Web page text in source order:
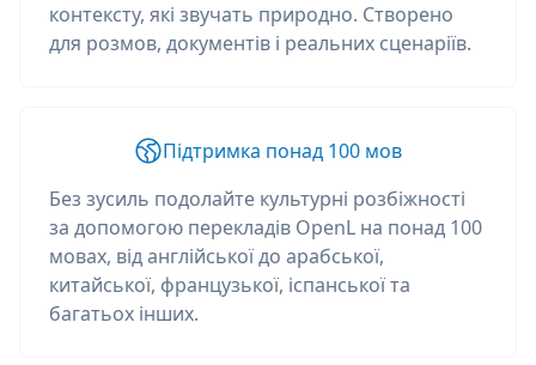
контексту, які звучать природно. Створено
для розмов, документів і реальних сценаріїв.
Підтримка понад 100 мов
Без зусиль подолайте культурні розбіжності
за допомогою перекладів OpenL на понад 100
мовах, від англійської до арабської,
китайської, французької, іспанської та
багатьох інших.